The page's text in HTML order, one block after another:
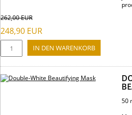
262,00EUR
248,90 EUR
50